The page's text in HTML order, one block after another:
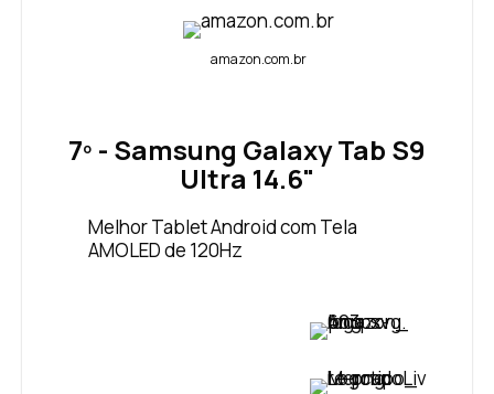
amazon.com.br
7º - Samsung Galaxy Tab S9
Ultra 14.6"
Melhor Tablet Android com Tela
AMOLED de 120Hz